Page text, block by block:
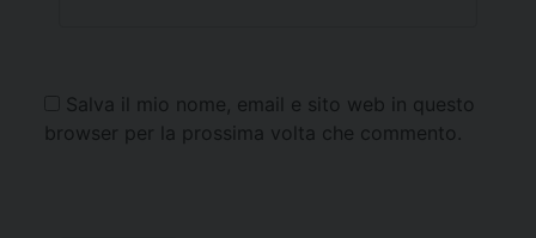
Salva il mio nome, email e sito web in questo
browser per la prossima volta che commento.